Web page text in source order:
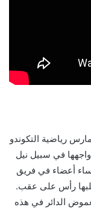
رياضية التكوندو
في سبيل نيل
أعضاء في فريق
رأس على عقب.
الدائر في هذه